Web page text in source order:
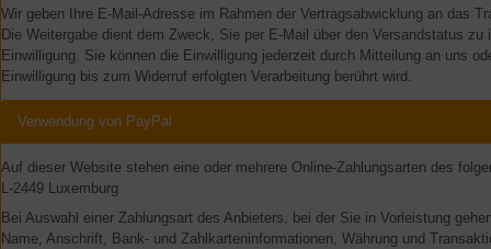
Wir geben Ihre E-Mail-Adresse im Rahmen der Vertragsabwicklung an das
Die Weitergabe dient dem Zweck, Sie per E-Mail über den Versandstatus
Einwilligung. Sie können die Einwilligung jederzeit durch Mitteilung an uns
Einwilligung bis zum Widerruf erfolgten Verarbeitung berührt wird.
Verwendung von PayPal
Auf dieser Website stehen eine oder mehrere Online-Zahlungsarten des
L-2449 Luxemburg
Bei Auswahl einer Zahlungsart des Anbieters, bei der Sie in Vorleistung
Name, Anschrift, Bank- und Zahlkarteninformationen, Währung und